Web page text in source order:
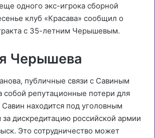
одного экс-игрока сборной
клуб «Красава» сообщил о
с 35-летним Черышевым.
Черышева
публичные связи с Савиным
собой репутационные потери для
Савин находится под уголовным
дискредитацию российской армии
Это сотрудничество может